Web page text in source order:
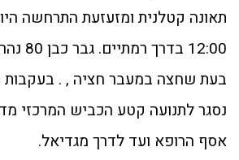
תאונה קטלנית ומזעזעת התרחשה
12:00
בעת שחצה במעבר חציה , . בעקבות
נסגר לתנועה קטע הכביש המרכזי
אסף הרופא ועד לדרך מגדיאל.